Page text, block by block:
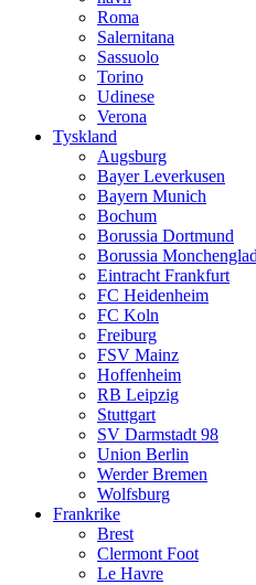
Roma
Salernitana
Sassuolo
Torino
Udinese
Verona
Tyskland
Augsburg
Bayer Leverkusen
Bayern Munich
Bochum
Borussia Dortmund
Borussia
Eintracht Frankfurt
FC Heidenheim
FC Koln
Freiburg
FSV Mainz
Hoffenheim
RB Leipzig
Stuttgart
SV Darmstadt 98
Union Berlin
Werder Bremen
Wolfsburg
Frankrike
Brest
Clermont Foot
Le Havre